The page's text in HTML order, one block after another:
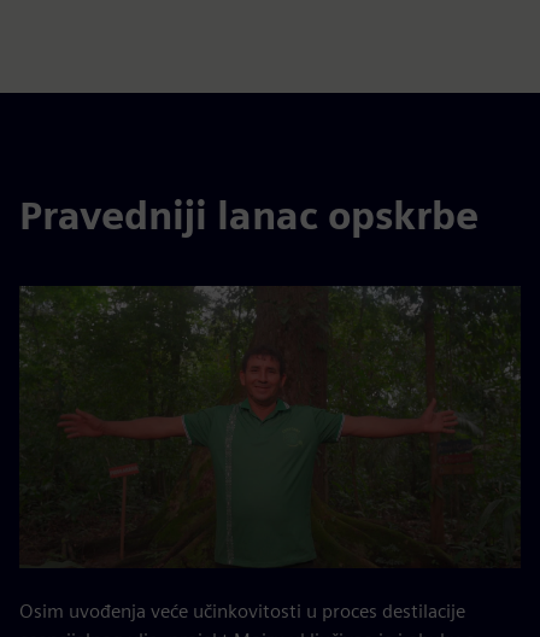
Pravedniji lanac opskrbe
Osim uvođenja veće učinkovitosti u proces destilacije